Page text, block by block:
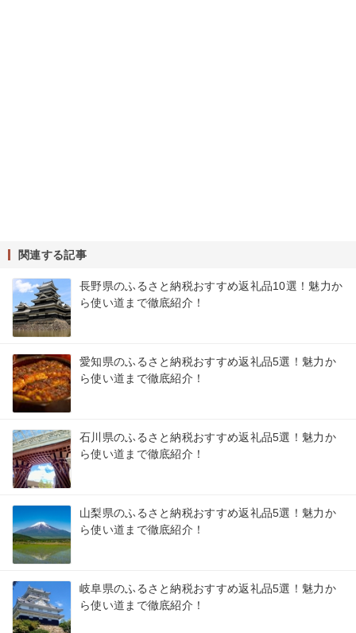
関連する記事
長野県のふるさと納税おすすめ返礼品10選！魅力か
ら使い道まで徹底紹介！
愛知県のふるさと納税おすすめ返礼品5選！魅力か
ら使い道まで徹底紹介！
石川県のふるさと納税おすすめ返礼品5選！魅力か
ら使い道まで徹底紹介！
山梨県のふるさと納税おすすめ返礼品5選！魅力か
ら使い道まで徹底紹介！
岐阜県のふるさと納税おすすめ返礼品5選！魅力か
ら使い道まで徹底紹介！